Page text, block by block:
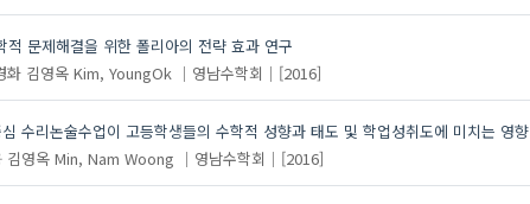
적 문제해결을 위한 폴리아의 전략 효과 연구
화 김영옥 Kim, YoungOk 영남수학회 [2016]
수리논술수업이 고등학생들의 수학적 성향과 태도 및 학업성취도에 미치는 영향
김영옥 Min, Nam Woong 영남수학회 [2016]